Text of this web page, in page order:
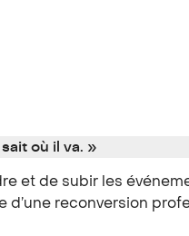
où il va. »
et de subir les
reconversion